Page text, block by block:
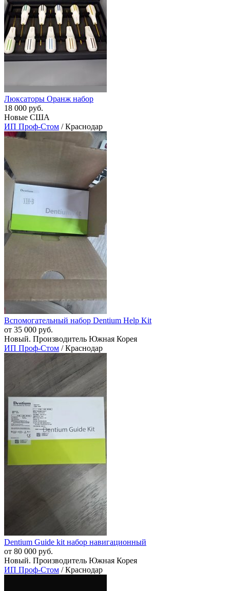
Люксаторы Оранж набор
18 000 руб.
Новые США
ИП Проф-Стом / Краснодар
Вспомогательный набор Dentium Help Kit
от 35 000 руб.
Новый. Производитель Южная Корея
ИП Проф-Стом / Краснодар
Dentium Guide kit набор навигационный
от 80 000 руб.
Новый. Производитель Южная Корея
ИП Проф-Стом / Краснодар